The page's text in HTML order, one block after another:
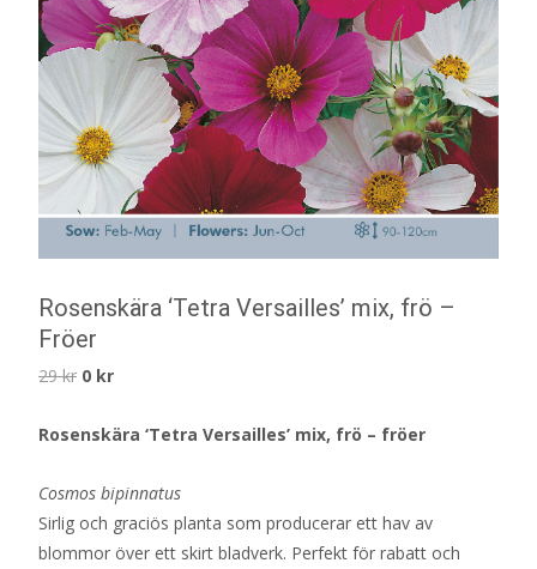
Rosenskära ‘Tetra Versailles’ mix, frö –
Fröer
29kr Det
priset
29 kr.
0 krDet
priset
0 kr.
Rosenskära ‘Tetra Versailles’ mix, frö – fröer
Cosmos bipinnatus
Sirlig och graciös planta som producerar ett hav av
blommor över ett skirt bladverk. Perfekt för rabatt och